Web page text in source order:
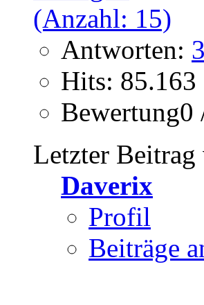
Antworten:
Hits: 85.163
Bewertung0
Letzter Beitrag
Daverix
Profil
Beiträge